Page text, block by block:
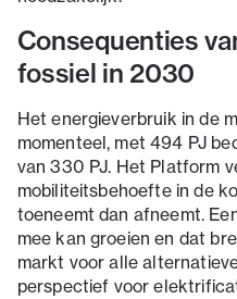
Consequenties
fossiel in 2030
Het energieverbruik in de
momenteel, met 494 PJ
van 330 PJ. Het Platform
mobiliteitsbehoefte in de
toeneemt dan afneemt.
mee kan groeien en dat
markt voor alle
perspectief voor